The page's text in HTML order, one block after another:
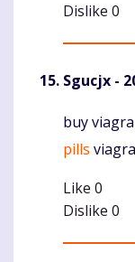
Dislike 0
Sgucjx -
buy
pills
Like 0
Dislike 0